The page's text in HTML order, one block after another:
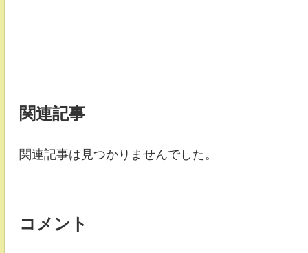
関連記事
関連記事は見つかりませんでした。
コメント